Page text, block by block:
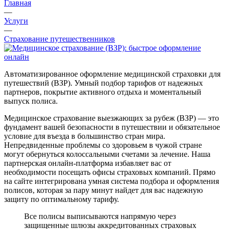
Главная
—
Услуги
—
Страхование путешественников
Автоматизированное оформление медицинской страховки для
путешествий (ВЗР). Умный подбор тарифов от надежных
партнеров, покрытие активного отдыха и моментальный
выпуск полиса.
Медицинское страхование выезжающих за рубеж (ВЗР) — это
фундамент вашей безопасности в путешествии и обязательное
условие для въезда в большинство стран мира.
Непредвиденные проблемы со здоровьем в чужой стране
могут обернуться колоссальными счетами за лечение. Наша
партнерская онлайн-платформа избавляет вас от
необходимости посещать офисы страховых компаний. Прямо
на сайте интегрирована умная система подбора и оформления
полисов, которая за пару минут найдет для вас надежную
защиту по оптимальному тарифу.
Все полисы выписываются напрямую через
защищенные шлюзы аккредитованных страховых